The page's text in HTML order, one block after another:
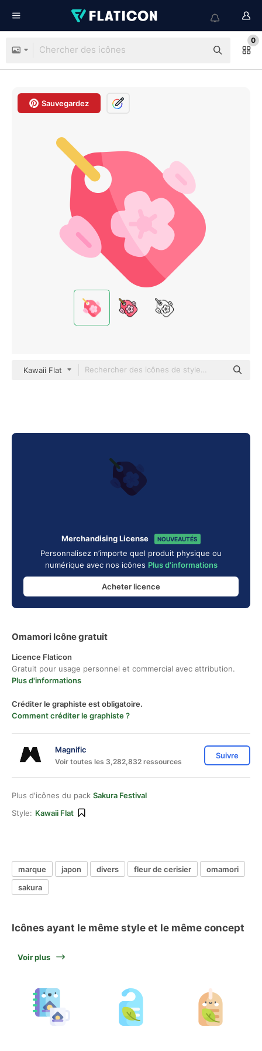
0
Sauvegardez
Kawaii Flat
Merchandising License NOUVEAUTÉS
Personnalisez n’importe quel produit physique ou
numérique avec nos icônes Plus d'informations
Acheter licence
Omamori Icône gratuit
Licence Flaticon
Gratuit pour usage personnel et commercial avec attribution.
Plus d'informations
Créditer le graphiste est obligatoire.
Comment créditer le graphiste ?
Magnific
Voir toutes les 3,282,832 ressources
Suivre
Plus d'icônes du pack Sakura Festival
Style: Kawaii Flat
marque japon divers fleur de cerisier
omamori
sakura
Icônes ayant le même style et le même concept
Voir plus